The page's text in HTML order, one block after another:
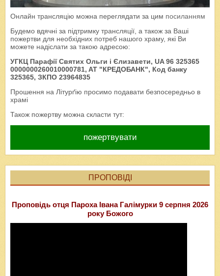
Онлайн трансляцію можна переглядати за цим посиланням
Будемо вдячні за підтримку трансляції, а також за Ваші
пожертви для необхідних потреб нашого храму, які Ви
можете надіслати за такою адресою:
УГКЦ Парафії Святих Ольги і Єлизавети, UA 96 325365
0000000260010000781, AT "КРЕДОБАНК", Код банку
325365, ЗКПО 23964835
Прошення на Літурґію просимо подавати безпосередньо в
храмі
Також пожертву можна скласти тут:
пожертвувати
ПРОПОВІДІ
Проповідь отця Пароха Івана Галімурки 9 серпня 2026
року Божого